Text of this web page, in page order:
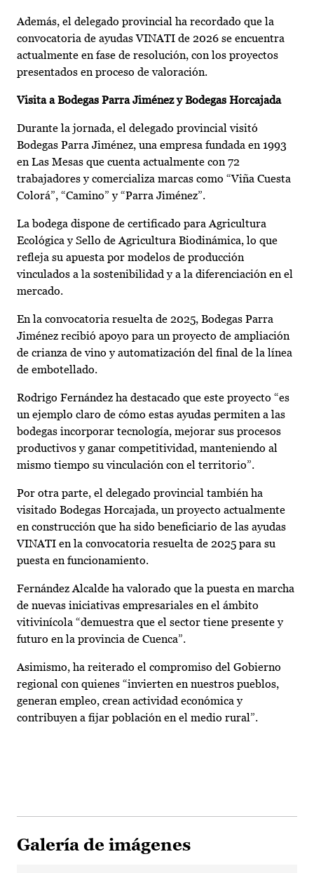
Además, el delegado provincial ha recordado que la
convocatoria de ayudas VINATI de 2026 se encuentra
actualmente en fase de resolución, con los proyectos
presentados en proceso de valoración.
Visita a Bodegas Parra Jiménez y Bodegas Horcajada
Durante la jornada, el delegado provincial visitó
Bodegas Parra Jiménez, una empresa fundada en 1993
en Las Mesas que cuenta actualmente con 72
trabajadores y comercializa marcas como “Viña Cuesta
Colorá”, “Camino” y “Parra Jiménez”.
La bodega dispone de certificado para Agricultura
Ecológica y Sello de Agricultura Biodinámica, lo que
refleja su apuesta por modelos de producción
vinculados a la sostenibilidad y a la diferenciación en el
mercado.
En la convocatoria resuelta de 2025, Bodegas Parra
Jiménez recibió apoyo para un proyecto de ampliación
de crianza de vino y automatización del final de la línea
de embotellado.
Rodrigo Fernández ha destacado que este proyecto “es
un ejemplo claro de cómo estas ayudas permiten a las
bodegas incorporar tecnología, mejorar sus procesos
productivos y ganar competitividad, manteniendo al
mismo tiempo su vinculación con el territorio”.
Por otra parte, el delegado provincial también ha
visitado Bodegas Horcajada, un proyecto actualmente
en construcción que ha sido beneficiario de las ayudas
VINATI en la convocatoria resuelta de 2025 para su
puesta en funcionamiento.
Fernández Alcalde ha valorado que la puesta en marcha
de nuevas iniciativas empresariales en el ámbito
vitivinícola “demuestra que el sector tiene presente y
futuro en la provincia de Cuenca”.
Asimismo, ha reiterado el compromiso del Gobierno
regional con quienes “invierten en nuestros pueblos,
generan empleo, crean actividad económica y
contribuyen a fijar población en el medio rural”.
Galería de imágenes